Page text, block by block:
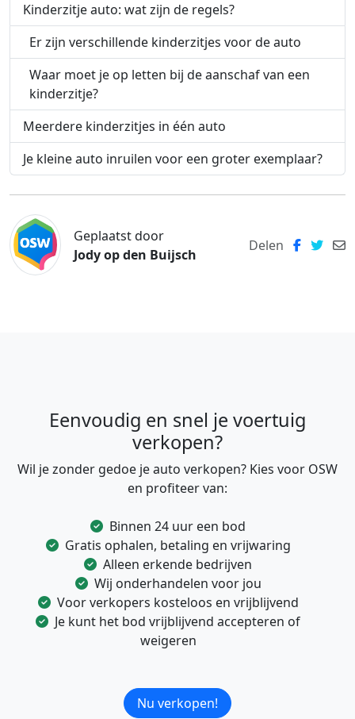
Kinderzitje auto: wat zijn de regels?
Er zijn verschillende kinderzitjes voor de auto
Waar moet je op letten bij de aanschaf van een
kinderzitje?
Meerdere kinderzitjes in één auto
Je kleine auto inruilen voor een groter exemplaar?
Geplaatst door
Jody op den Buijsch
Delen
Eenvoudig en snel je voertuig
verkopen?
Wil je zonder gedoe je auto verkopen? Kies voor OSW
en profiteer van:
Binnen 24 uur een bod
Gratis ophalen, betaling en vrijwaring
Alleen erkende bedrijven
Wij onderhandelen voor jou
Voor verkopers kosteloos en vrijblijvend
Je kunt het bod vrijblijvend accepteren of
weigeren
Nu verkopen!